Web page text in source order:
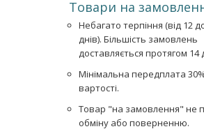
Товари на
Небагато терпіння (від 12
днів). Більшість замовлень
доставляється протягом 14
Мінімальна передплата
вартості.
Товар "на замовлення" не
обміну або поверненню.